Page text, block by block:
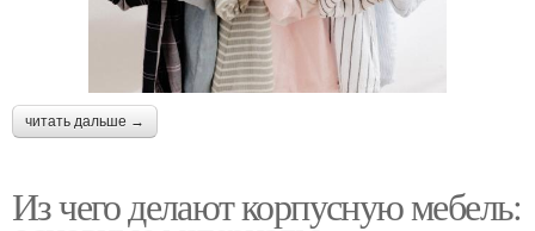
читать дальше →
Из чего делают корпусную мебель: